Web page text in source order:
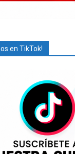
en TikTok!